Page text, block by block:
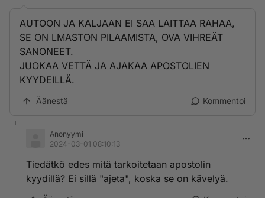
AUTOON JA KALJAAN EI SAA LAITTAA RAHAA,
SE ON LMASTON PILAAMISTA, OVA VIHREÄT
SANONEET.
JUOKAA VETTÄ JA AJAKAA APOSTOLIEN
KYYDEILLÄ.
Äänestä Kommentoi
Anonyymi
2024-03-01 08:10:13
Tiedätkö edes mitä tarkoitetaan apostolin
kyydillä? Ei sillä "ajeta", koska se on kävelyä.